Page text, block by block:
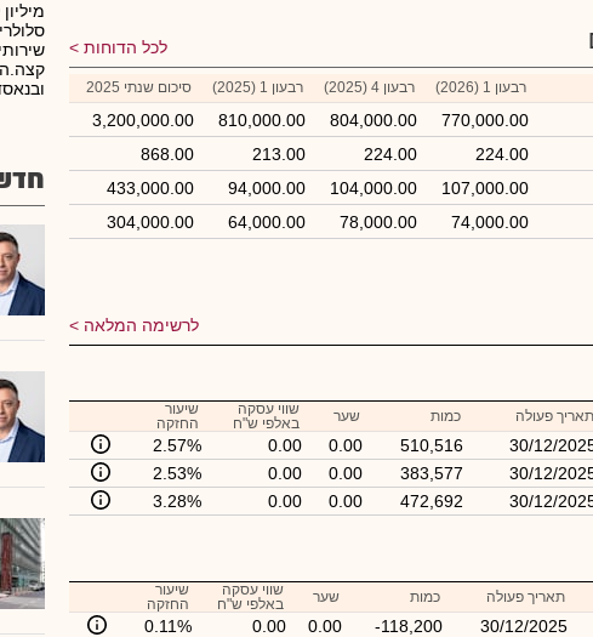
לכל הדוחות
רבעון 1 (2026) רבעון 4 (2025) רבעון 1 (2025) סיכום שנתי 2025
770,000.00
804,000.00
810,000.00
3,200,000.00
224.00
224.00
213.00
868.00
107,000.00
104,000.00
94,000.00
433,000.00
74,000.00
78,000.00
64,000.00
304,000.00
לרשימה המלאה
תאריך פעולה כמות שער
שווי עסקה
באלפי ש"ח
שיעור
החזקה
30/12/
510,516
0.00
0.00
2.57%
30/12/
383,577
0.00
0.00
2.53%
30/12/
472,692
0.00
0.00
3.28%
תאריך פעולה כמות שער
שווי עסקה
באלפי ש"ח
שיעור
החזקה
30/12/2025
-118,200
0.00
0.00
0.11%